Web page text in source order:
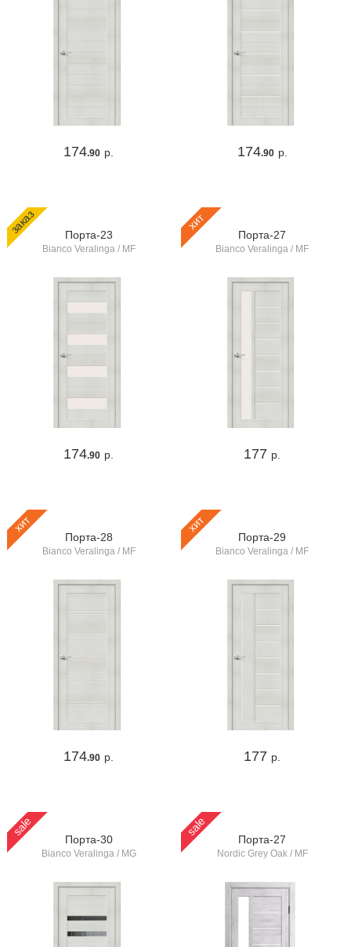
174.90 р. 174.90 р.
заказ Порта-23
Bianco Veralinga / MF
174.90 р.
хит
Порта-27
Bianco Veralinga / MF
177 р.
хит
Порта-28
Bianco Veralinga / MF
174.90 р.
хит
Порта-29
Bianco Veralinga / MF
177 р.
sale
Порта-30
Bianco Veralinga / MG
sale
Порта-27
Nordic Grey Oak / MF